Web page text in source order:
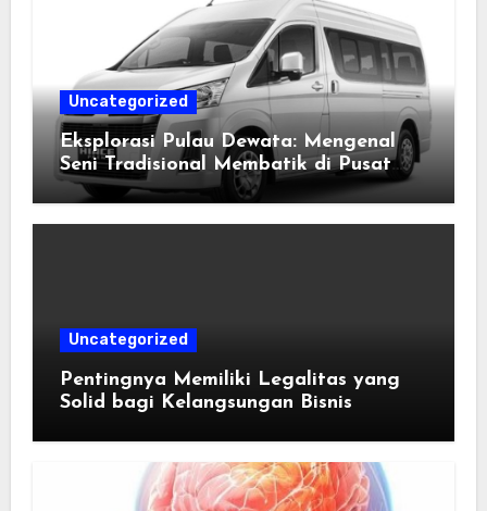
Uncategorized
Eksplorasi Pulau Dewata: Mengenal
Seni Tradisional Membatik di Pusat
Kebudayaan Ubud
Uncategorized
Pentingnya Memiliki Legalitas yang
Solid bagi Kelangsungan Bisnis